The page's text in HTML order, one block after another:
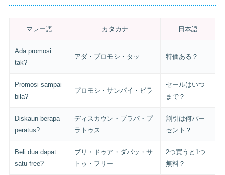
マレー語 カタカナ 日本語
Ada promosi
tak?
アダ・プロモシ・タッ 特価ある？
Promosi sampai
bila?
プロモシ・サンパイ・ビラ
セールはいつ
まで？
Diskaun berapa
peratus?
ディスカウン・ブラパ・プ
ラトゥス
割引は何パー
セント？
Beli dua dapat
satu free?
ブリ・ドゥア・ダパッ・サ
トゥ・フリー
2つ買うと1つ
無料？